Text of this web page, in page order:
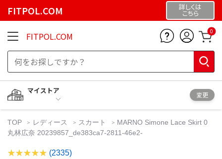
FITPOL.COM 詳しくは
こちら
FITPOL.COM 0
マイストア
変更
TOP レディース スカート
MARNO Simone Lace Skirt 0
丸林広奈 20239857_de383ca7-2811-46e2-
(2335)